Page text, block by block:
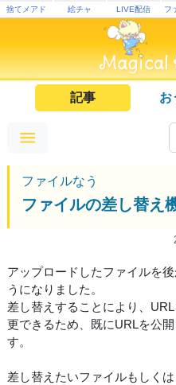
捨てメアド 絵チャ LIVE配信 フ
記事 お
ファイルなう
ファイルの差し替え
アップロードしたファイルを
うになりました。
差し替えすることにより、
更できるため、既にURLを公
す。
差し替えたいファイルもしく